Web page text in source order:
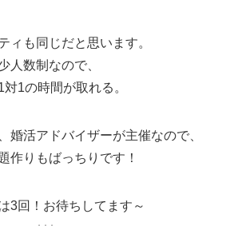
ィも同じだと思います。
人数制なので、
1の時間が取れる。
婚活アドバイザーが主催なので、
作りもばっちりです！
3回！お待ちしてます～